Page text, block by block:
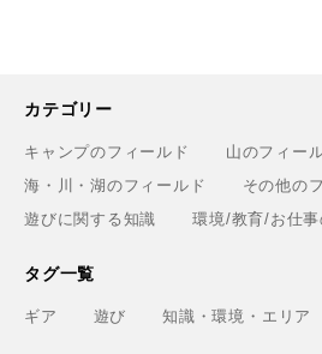
カテゴリー
キャンプのフィールド
山のフィー
海・川・湖のフィールド
その他の
遊びに関する知識
環境/教育/お仕
タグ一覧
ギア 遊び 知識・環境・エリア